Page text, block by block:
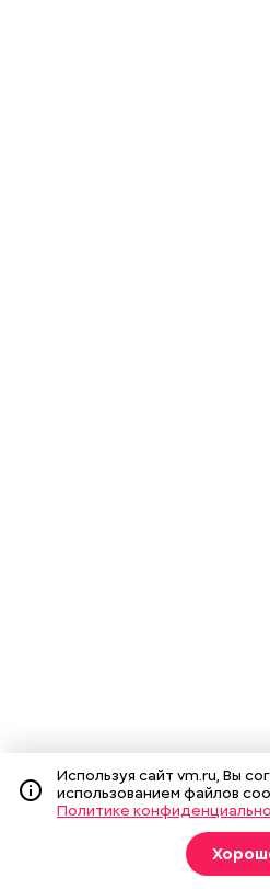
Используя сайт vm.ru, Вы
использованием файлов
Политике